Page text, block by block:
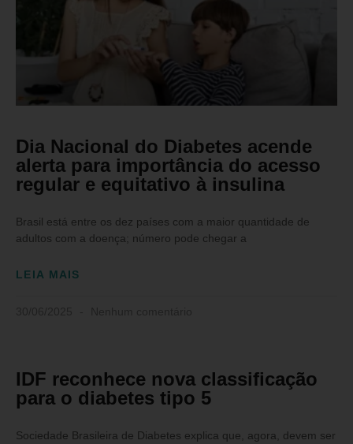
Dia Nacional do Diabetes acende
alerta para importância do acesso
regular e equitativo à insulina
Brasil está entre os dez países com a maior quantidade de
adultos com a doença; número pode chegar a
LEIA MAIS
IDF reconhece nova classificação
para o diabetes tipo 5
Sociedade Brasileira de Diabetes explica que, agora, devem ser